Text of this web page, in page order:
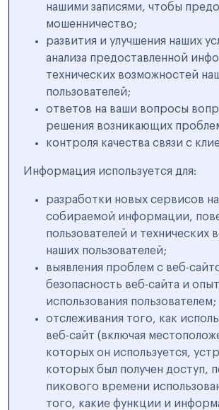
нашими записями, чтобы
мошенничество;
развития и улучшения наших
анализа предоставленной
технических возможностей
пользователей;
ответов на ваши вопросы
решения возникающих
контроля качества связи с
Информация используется для:
разработки новых сервисов
собираемой информации,
пользователей и технических
наших пользователей;
выявления проблем с веб-
безопасность веб-сайта и
использования пользователем;
отслеживания того, как
веб-сайт (включая
которых он используется,
которых был получен доступ,
пикового времени
того, какие функции и